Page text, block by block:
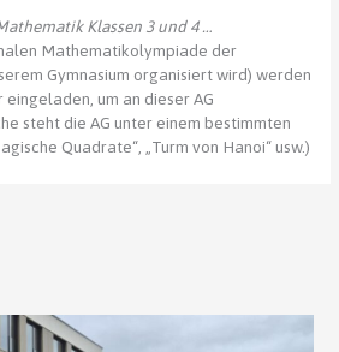
Klassen 3 und 4 …
Mathematikolympiade der
Gymnasium organisiert wird) werden
um an dieser AG
steht die AG unter einem bestimmten
Quadrate“, „Turm von Hanoi“ usw.)